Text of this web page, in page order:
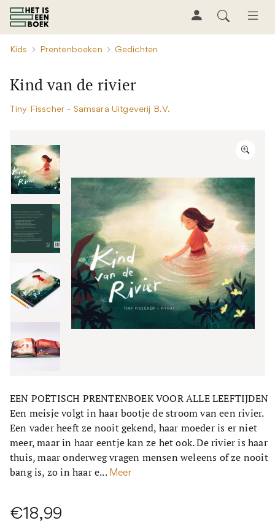
Kids Prentenboeken Gedichten
Kind van de rivier
Tiny Fisscher - Samsara Uitgeverij B.V.
EEN POËTISCH PRENTENBOEK VOOR ALLE LEEFTIJDEN
Een meisje volgt in haar bootje de stroom van een rivier.
Een vader heeft ze nooit gekend, haar moeder is er niet
meer, maar in haar eentje kan ze het ook. De rivier is haar
thuis, maar onderweg vragen mensen weleens of ze nooit
bang is, zo in haar e... Meer
€18,99